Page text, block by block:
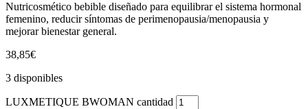
Nutricosmético bebible diseñado para equilibrar el sistema hormonal
femenino, reducir síntomas de perimenopausia/menopausia y
mejorar bienestar general.
38,85€
3 disponibles
LUXMETIQUE BWOMAN cantidad